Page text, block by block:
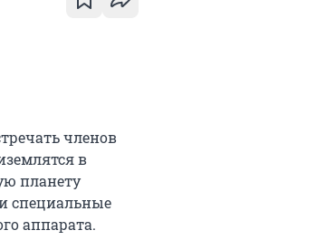
членов
в
планету
специальные
аппарата.